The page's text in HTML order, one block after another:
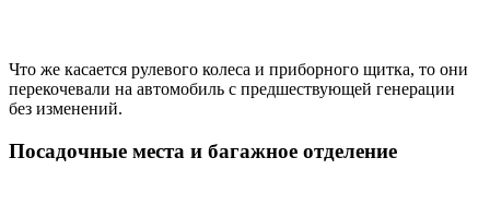
Что же касается рулевого колеса и приборного щитка, то они
перекочевали на автомобиль с предшествующей генерации
без изменений.
Посадочные места и багажное отделение